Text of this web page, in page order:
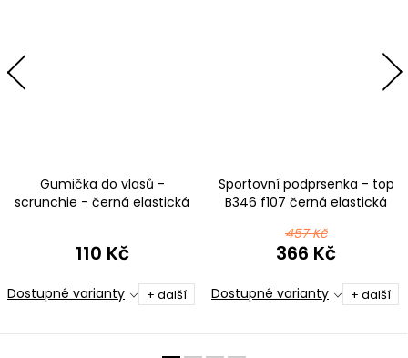
Gumička do vlasů -
scrunchie - černá elastická
110 Kč
Dostupné varianty + další
Sportovní podprsenka - top
B346 f107 černá elastická
457 Kč
366 Kč
Dostupné varianty + další